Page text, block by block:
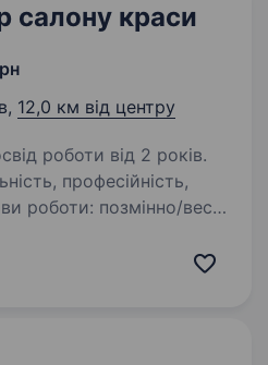
салону краси
12,0 км від центру
роботи від 2 років.
професійність,
роботи: позмінно/весь
робота